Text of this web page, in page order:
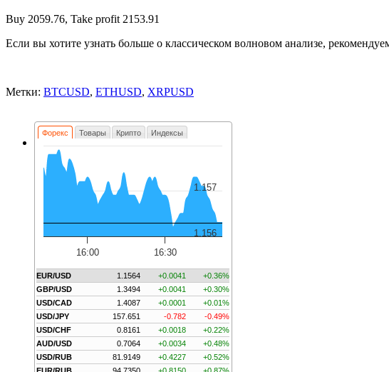
Buy 2059.76, Take profit 2153.91
Если вы хотите узнать больше о классическом волновом анализе,
Метки: BTCUSD, ETHUSD, XRPUSD
Форекс Товары Крипто Индексы
16:00 16:30
1.156
1.157
EUR/USD 1.1564 +0.0041
+0.36%
GBP/USD
1.3494 +0.0041
+0.30%
USD/CAD
1.4087 +0.0001
+0.01%
USD/JPY
157.651 -0.782
-0.49%
USD/CHF
0.8161 +0.0018
+0.22%
AUD/USD
0.7064 +0.0034
+0.48%
USD/RUB
81.9149 +0.4227
+0.52%